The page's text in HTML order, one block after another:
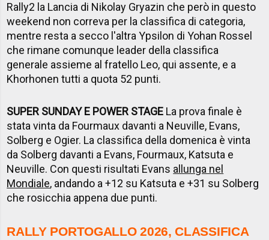
Rally2 la Lancia di Nikolay Gryazin che però in questo
weekend non correva per la classifica di categoria,
mentre resta a secco l'altra Ypsilon di Yohan Rossel
che rimane comunque leader della classifica
generale assieme al fratello Leo, qui assente, e a
Khorhonen tutti a quota 52 punti.
SUPER SUNDAY E POWER STAGE La prova finale è
stata vinta da Fourmaux davanti a Neuville, Evans,
Solberg e Ogier. La classifica della domenica è vinta
da Solberg davanti a Evans, Fourmaux, Katsuta e
Neuville. Con questi risultati Evans allunga nel
Mondiale, andando a +12 su Katsuta e +31 su Solberg
che rosicchia appena due punti.
RALLY PORTOGALLO 2026, CLASSIFICA